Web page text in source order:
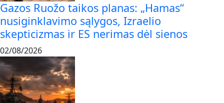
Gazos Ruožo taikos planas: „Hamas“
nusiginklavimo sąlygos, Izraelio
skepticizmas ir ES nerimas dėl sienos
02/08/2026